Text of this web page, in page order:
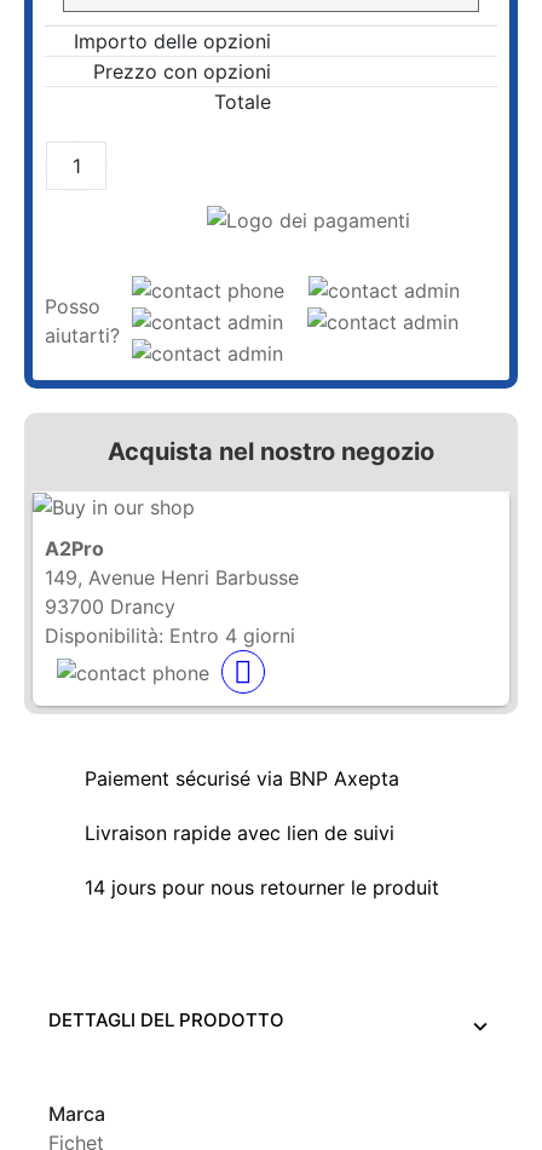
Importo delle opzioni
Prezzo con opzioni
Totale
Posso
aiutarti?
Acquista nel nostro negozio
A2Pro
149, Avenue Henri Barbusse
93700 Drancy
Disponibilità: Entro 4 giorni
Paiement sécurisé via BNP Axepta
Livraison rapide avec lien de suivi
14 jours pour nous retourner le produit
DETTAGLI DEL PRODOTTO
Marca
Fichet